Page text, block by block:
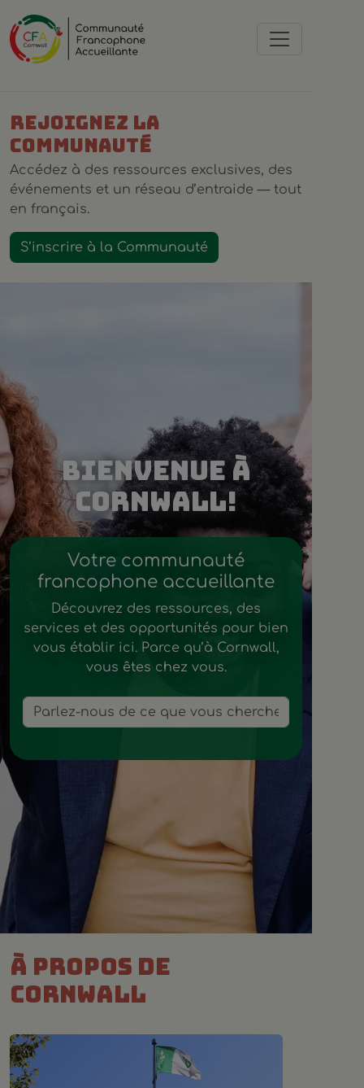
Rejoignez la
Communauté
Accédez à des ressources exclusives, des
événements et un réseau d’entraide — tout
en français.
S’inscrire à la Communauté
Bienvenue à
Cornwall!
Votre communauté
francophone accueillante
Découvrez des ressources, des
services et des opportunités pour bien
vous établir ici. Parce qu’à Cornwall,
vous êtes chez vous.
à propos de
Cornwall